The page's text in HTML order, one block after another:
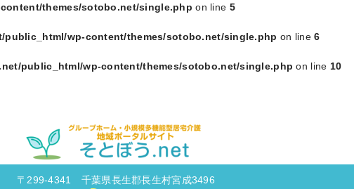
themes/sotobo.net/single.php on line 5
public_html/wp-content/themes/sotobo.net/single.php on line6
public_html/wp-content/themes/sotobo.net/single.php on line 10
〒299-4341 千葉県長生郡長生村宮成3496